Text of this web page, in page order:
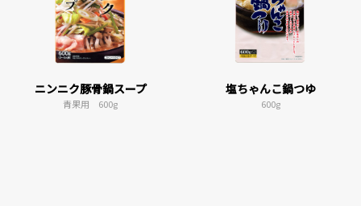
ニンニク豚骨鍋スープ
青果用 600g
塩ちゃんこ鍋つゆ
600g